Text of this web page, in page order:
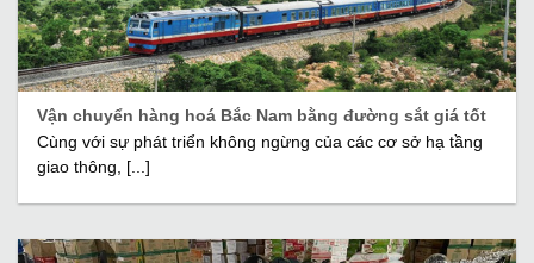
Vận chuyển hàng hoá Bắc Nam bằng đường sắt giá tốt
Cùng với sự phát triển không ngừng của các cơ sở hạ tầng
giao thông, [...]